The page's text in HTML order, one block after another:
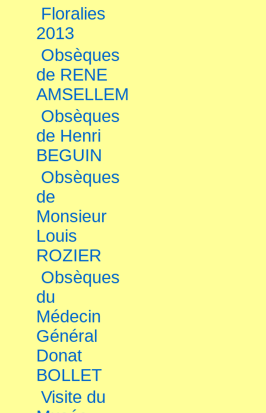
Floralies
2013
Obsèques
de RENE
AMSELLEM
Obsèques
de Henri
BEGUIN
Obsèques
de
Monsieur
Louis
ROZIER
Obsèques
du
Médecin
Général
Donat
BOLLET
Visite du